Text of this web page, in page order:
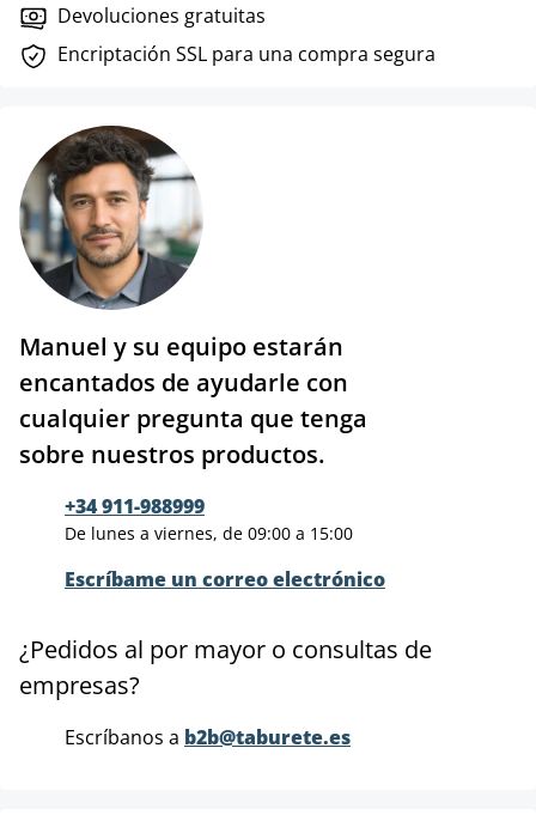
Devoluciones gratuitas
Encriptación SSL para una compra segura
Manuel y su equipo estarán
encantados de ayudarle con
cualquier pregunta que tenga
sobre nuestros productos.
+34 911-988999
De lunes a viernes, de 09:00 a 15:00
Escríbame un correo electrónico
¿Pedidos al por mayor o consultas de
empresas?
Escríbanos a b2b@taburete.es